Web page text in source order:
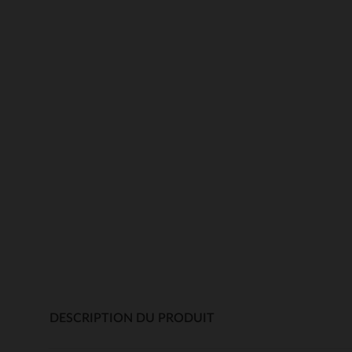
DESCRIPTION DU PRODUIT